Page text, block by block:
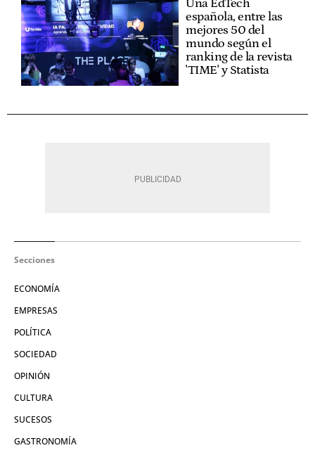
Una EdTech
española, entre las
mejores 50 del
mundo según el
ranking de la revista
'TIME' y Statista
Secciones
ECONOMÍA
EMPRESAS
POLÍTICA
SOCIEDAD
OPINIÓN
CULTURA
SUCESOS
GASTRONOMÍA